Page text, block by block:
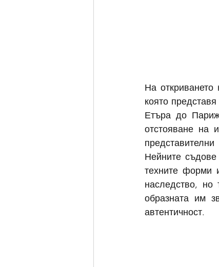
На
която
Етъра до
отстояване на
Нейните
техните форми
наследство, но
образната им
автентичност.